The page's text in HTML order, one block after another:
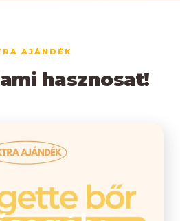
AJÁNDÉK
hasznosat!